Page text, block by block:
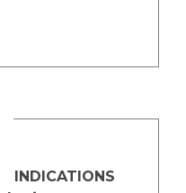
INDICATIONS